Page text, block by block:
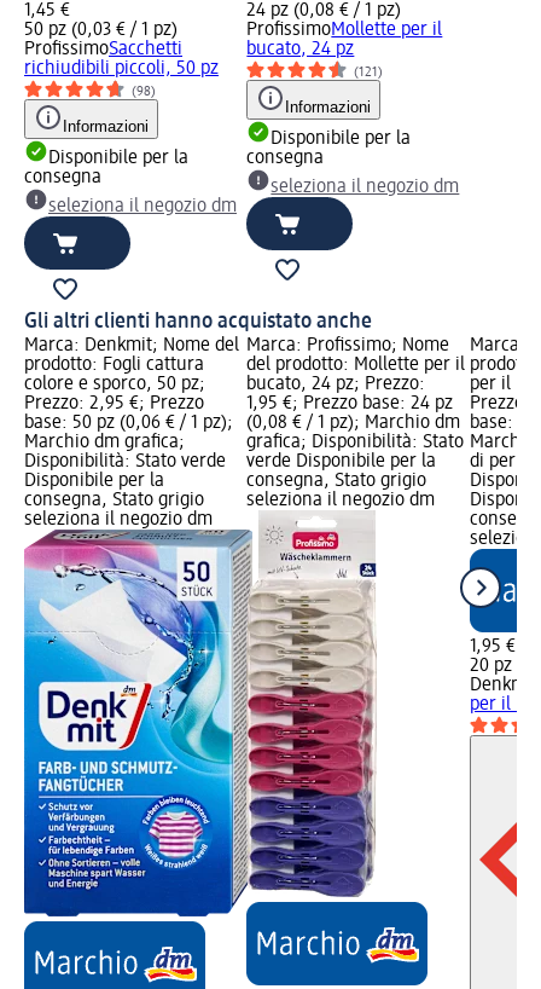
1,45 €
50 pz (0,03 € / 1 pz)
ProfissimoSacchetti
richiudibili piccoli, 50 pz
(98)
Informazioni
Disponibile per la
consegna
seleziona il negozio dm
24 pz (0,08 € / 1 pz)
ProfissimoMollette per il
bucato, 24 pz
(121)
Informazioni
Disponibile per la
consegna
seleziona il negozio dm
Gli altri clienti hanno acquistato anche
Marca: Denkmit; Nome del
prodotto: Fogli cattura
colore e sporco, 50 pz;
Prezzo: 2,95 €; Prezzo
base: 50 pz (0,06 € / 1 pz);
Marchio dm grafica;
Disponibilità: Stato verde
Disponibile per la
consegna, Stato grigio
seleziona il negozio dm
Marca: Profissimo; Nome
del prodotto: Mollette per il
bucato, 24 pz; Prezzo:
1,95 €; Prezzo base: 24 pz
(0,08 € / 1 pz); Marchio dm
grafica; Disponibilità: Stato
verde Disponibile per la
consegna, Stato grigio
seleziona il negozio dm
Marca:
per il
Prezzo:
base:
Marchio
di
1,95 €
20 pz
Denkmit
per il